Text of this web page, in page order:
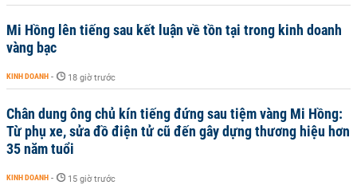
Mi Hồng lên tiếng sau kết luận về tồn tại trong kinh doanh
vàng bạc
KINH DOANH - 18 giờ trước
Chân dung ông chủ kín tiếng đứng sau tiệm vàng Mi Hồng:
Từ phụ xe, sửa đồ điện tử cũ đến gây dựng thương hiệu hơn
35 năm tuổi
KINH DOANH - 15 giờ trước